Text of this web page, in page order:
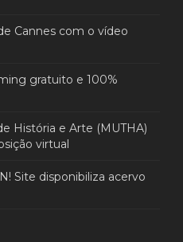
Cannes com o vídeo
gratuito e 100%
História e Arte (MUTHA)
virtual
Site disponibiliza acervo